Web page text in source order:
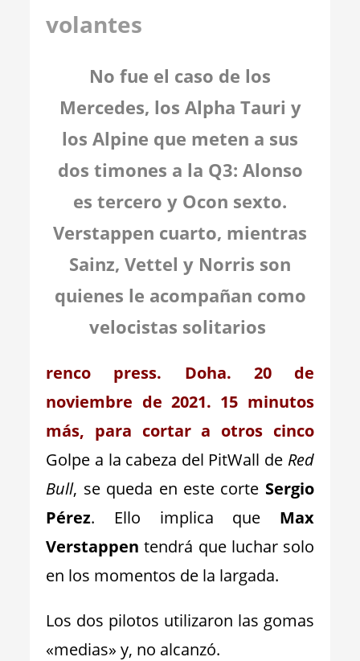
volantes
No fue el caso de los
Mercedes, los Alpha Tauri y
los Alpine que meten a sus
dos timones a la Q3: Alonso
es tercero y Ocon sexto.
Verstappen cuarto, mientras
Sainz, Vettel y Norris son
quienes le acompañan como
velocistas solitarios
renco press. Doha. 20 de
noviembre de 2021. 15 minutos
más, para cortar a otros cinco
Golpe a la cabeza del PitWall de Red
Bull, se queda en este corte Sergio
Pérez. Ello implica que Max
Verstappen tendrá que luchar solo
en los momentos de la largada.
Los dos pilotos utilizaron las gomas
«medias» y, no alcanzó.